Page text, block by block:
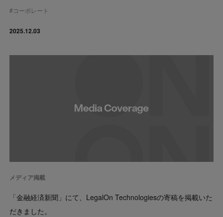
#コーポレート
2025.12.03
メディア掲載
「金融経済新聞」にて、LegalOn Technologiesの寄稿を掲載いた
だきました。